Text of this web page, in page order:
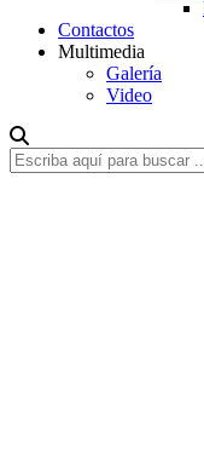
Contactos
Multimedia
Galería
Video